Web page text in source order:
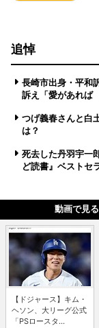
追悼
長崎市出身・平和
訴え「愛があれば
つげ義春さんと白
は？
死去した丹羽宇一
ど読書』ベストセ
動画で見る
【ドジャース】キム・
ヘソン、大リーグ公式
「PSロースタ...